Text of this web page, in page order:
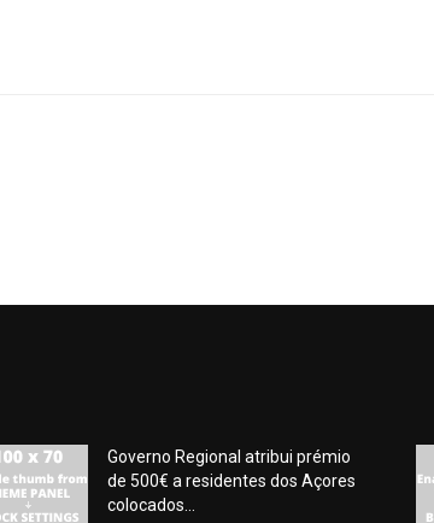
Governo Regional atribui prémio
de 500€ a residentes dos Açores
colocados...